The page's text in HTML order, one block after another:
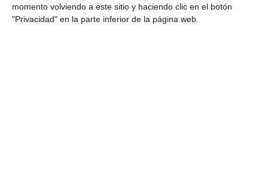
momento volviendo a este sitio y haciendo clic en el botón
"Privacidad" en la parte inferior de la página web.